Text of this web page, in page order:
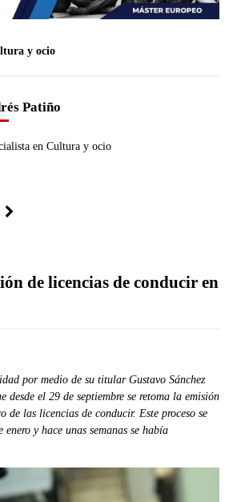
y ocio
Patiño
en Cultura y ocio
de licencias de conducir en
por medio de su titular Gustavo Sánchez
desde el 29 de septiembre se retoma la emisión
de las licencias de conducir. Este proceso se
enero y hace unas semanas se había